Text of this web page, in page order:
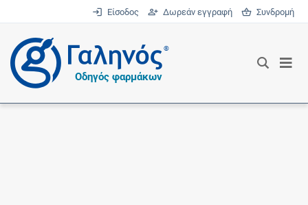
Είσοδος Δωρεάν εγγραφή Συνδρομή
®
Οδηγός φαρμάκων